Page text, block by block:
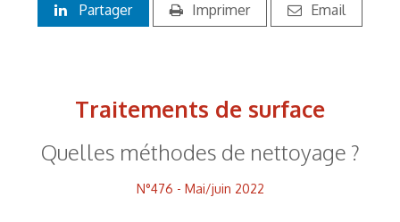
Partager Imprimer Email
Traitements de surface
Quelles méthodes de nettoyage ?
N°476 - Mai/juin 2022